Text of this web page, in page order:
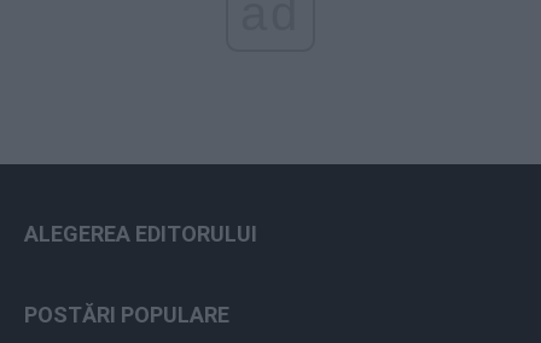
ALEGEREA EDITORULUI
POSTĂRI POPULARE